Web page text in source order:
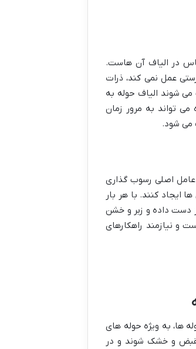
در الیاف آن هاست.
عمل نمی کند، ذرات
شوند الیاف حوله به
تواند به مرور زمان
می شود.
عامل اصلی رسوب گذاری
ایجاد کنند. با هر بار
دست داده و زبر و خشن
و نیازمند راهکارهای
ها، به ویژه حوله های
و خشک شوند و در